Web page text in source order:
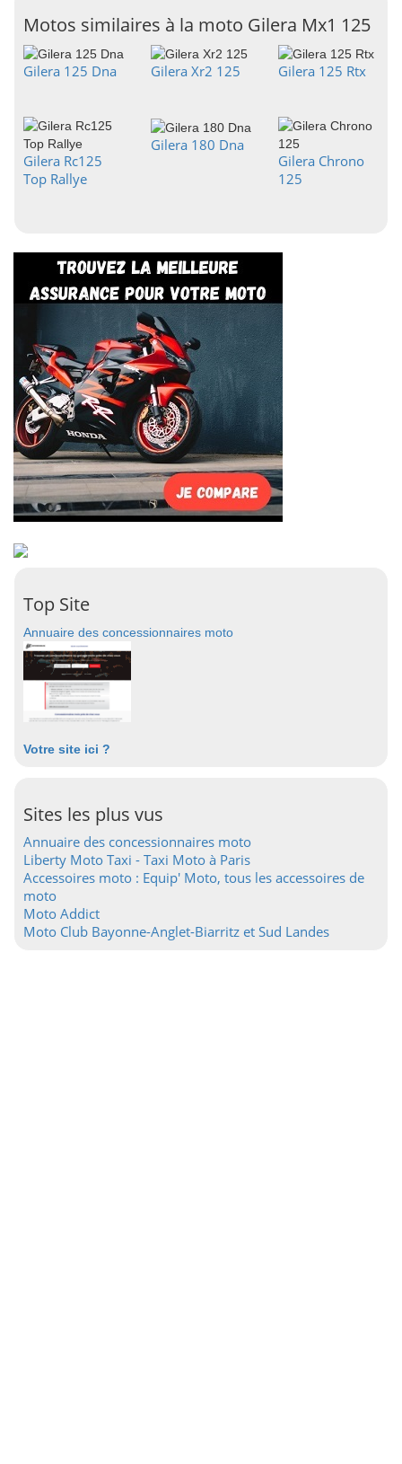
Motos similaires à la moto Gilera Mx1 125
Gilera 125 Dna Gilera Xr2 125 Gilera 125 Rtx
Gilera Rc125
Top Rallye
Gilera 180 Dna
Gilera Chrono
125
Top Site
Annuaire des concessionnaires moto
Votre site ici ?
Sites les plus vus
Annuaire des concessionnaires moto
Liberty Moto Taxi - Taxi Moto à Paris
Accessoires moto : Equip' Moto, tous les accessoires de
moto
Moto Addict
Moto Club Bayonne-Anglet-Biarritz et Sud Landes